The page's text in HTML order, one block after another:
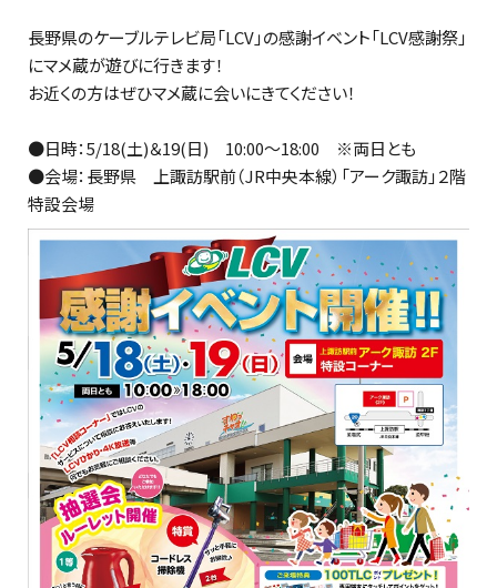
長野県のケーブルテレビ局「LCV」の感謝イベント「LCV感謝祭」
にマメ蔵が遊びに行きます！
お近くの方はぜひマメ蔵に会いにきてください！
●日時：5/18(土)＆19(日) 10:00～18:00 ※両日とも
●会場：長野県 上諏訪駅前（JR中央本線）「アーク諏訪」２階
特設会場